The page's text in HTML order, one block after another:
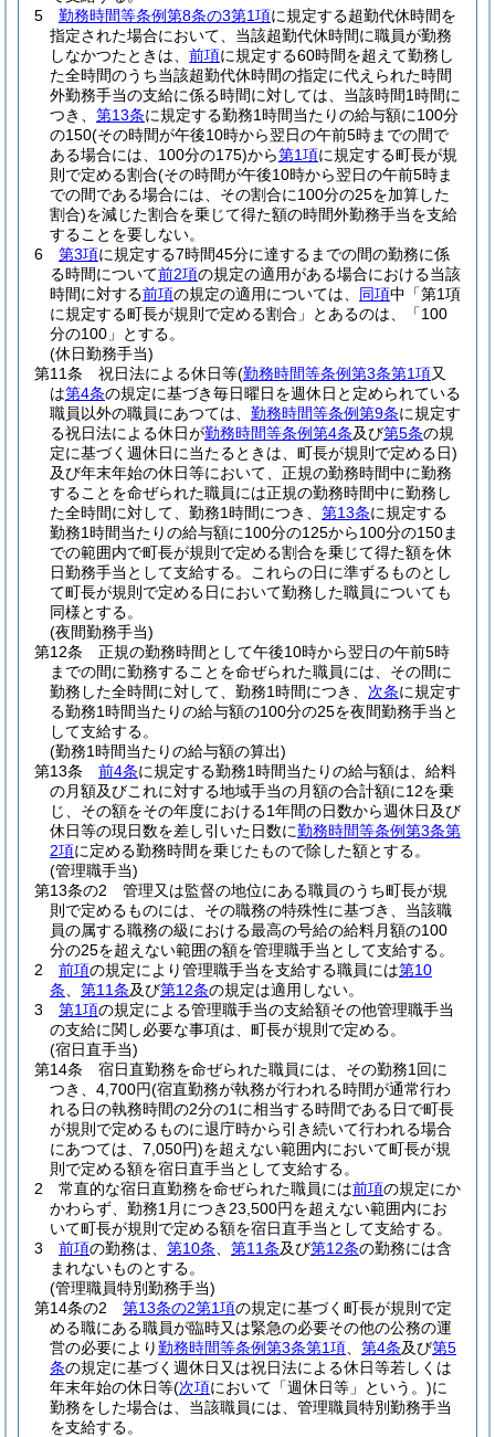
5
勤務時間等条例第8条の3第1項に規定する超勤代休時間を
指定された場合において、当該超勤代休時間に職員が勤務
しなかつたときは、 前項に規定する60時間を超えて勤務し
た全時間のうち当該超勤代休時間の指定に代えられた時間
外勤務手当の支給に係る時間に対しては、当該時間1時間に
つき、 第13条に規定する勤務1時間当たりの給与額に100分
の150(その時間が午後10時から翌日の午前5時までの間で
ある場合には、100分の175)から第1項に規定する町長が規
則で定める割合(その時間が午後10時から翌日の午前5時ま
での間である場合には、その割合に100分の25を加算した
割合)を減じた割合を乗じて得た額の時間外勤務手当を支給
することを要しない。
6
第3項に規定する7時間45分に達するまでの間の勤務に係
る時間について前2項の規定の適用がある場合における当該
時間に対する前項の規定の適用については、 同項中「第1項
に規定する町長が規則で定める割合」とあるのは、「100
分の100」とする。
(休日勤務手当)
第11条
祝日法による休日等(勤務時間等条例第3条第1項又
は第4条の規定に基づき毎日曜日を週休日と定められている
職員以外の職員にあつては、 勤務時間等条例第9条に規定す
る祝日法による休日が勤務時間等条例第4条及び第5条の規
定に基づく週休日に当たるときは、町長が規則で定める日)
及び年末年始の休日等において、正規の勤務時間中に勤務
することを命ぜられた職員には正規の勤務時間中に勤務し
た全時間に対して、勤務1時間につき、 第13条に規定する
勤務1時間当たりの給与額に100分の125から100分の150ま
での範囲内で町長が規則で定める割合を乗じて得た額を休
日勤務手当として支給する。
これらの日に準ずるものとし
て町長が規則で定める日において勤務した職員についても
同様とする。
(夜間勤務手当)
第12条
正規の勤務時間として午後10時から翌日の午前5時
までの間に勤務することを命ぜられた職員には、その間に
勤務した全時間に対して、勤務1時間につき、 次条に規定す
る勤務1時間当たりの給与額の100分の25を夜間勤務手当と
して支給する。
(勤務1時間当たりの給与額の算出)
第13条
前4条に規定する勤務1時間当たりの給与額は、給料
の月額及びこれに対する地域手当の月額の合計額に12を乗
じ、その額をその年度における1年間の日数から週休日及び
休日等の現日数を差し引いた日数に勤務時間等条例第3条第
2項に定める勤務時間を乗じたもので除した額とする。
(管理職手当)
第13条の2
管理又は監督の地位にある職員のうち町長が規
則で定めるものには、その職務の特殊性に基づき、当該職
員の属する職務の級における最高の号給の給料月額の100
分の25を超えない範囲の額を管理職手当として支給する。
2
前項の規定により管理職手当を支給する職員には第10
条
第11条及び第12条の規定は適用しない。
3
第1項の規定による管理職手当の支給額その他管理職手当
の支給に関し必要な事項は、町長が規則で定める。
(宿日直手当)
第14条
宿日直勤務を命ぜられた職員には、その勤務1回に
つき、4,700円(宿直勤務が執務が行われる時間が通常行わ
れる日の執務時間の2分の1に相当する時間である日で町長
が規則で定めるものに退庁時から引き続いて行われる場合
にあつては、7,050円)を超えない範囲内において町長が規
則で定める額を宿日直手当として支給する。
2
常直的な宿日直勤務を命ぜられた職員には前項の規定にか
かわらず、勤務1月につき23,500円を超えない範囲内にお
いて町長が規則で定める額を宿日直手当として支給する。
3
前項の勤務は、 第10条 第11条及び第12条の勤務には含
まれないものとする。
(管理職員特別勤務手当)
第14条の2
第13条の2第1項の規定に基づく町長が規則で定
める職にある職員が臨時又は緊急の必要その他の公務の運
営の必要により勤務時間等条例第3条第1項 第4条及び第5
条の規定に基づく週休日又は祝日法による休日等若しくは
年末年始の休日等(次項において「週休日等」という。)に
勤務をした場合は、当該職員には、管理職員特別勤務手当
を支給する。